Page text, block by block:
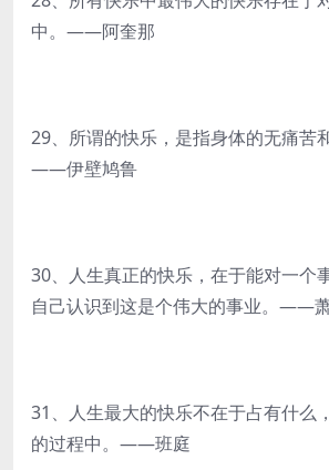
中。——阿奎那
29、所谓的快乐，是指身体的无痛苦
——伊壁鸠鲁
30、人生真正的快乐，在于能对一个
自己认识到这是个伟大的事业。——
31、人生最大的快乐不在于占有什么
的过程中。——班庭